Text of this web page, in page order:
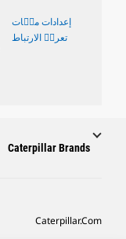
إعدادات ملٝات
تعريٝ الارتباط
Caterpillar Brands
Caterpillar.com